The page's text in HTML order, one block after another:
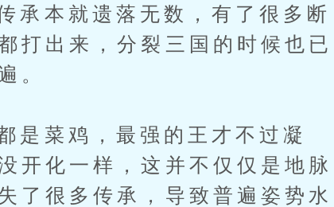
本就遗落无数，有了很多断
打出来，分裂三国的时候也已
。
菜鸡，最强的王才不过凝
开化一样，这并不仅仅是地脉
了很多传承，导致普遍姿势水